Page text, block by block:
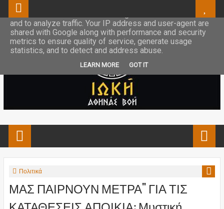
Πολιτικά
ΜΑΣ ΠΑΙΡΝΟΥΝ ΜΕΤΡΑ" ΓΙΑ ΤΙΣ
This site uses cookies from Google to deliver its services
and to analyze traffic. Your IP address and user-agent are
shared with Google along with performance and security
metrics to ensure quality of service, generate usage
statistics, and to detect and address abuse.
LEARN MORE GOT IT